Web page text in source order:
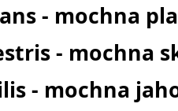
- mochna
- mochna
- mochna